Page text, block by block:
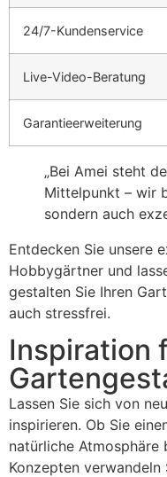
24/7-Kundenservice
Live-Video-Beratung
Garantieerweiterung
„Bei Amei steht
Mittelpunkt – wir
sondern auch
Entdecken Sie unsere
Hobbygärtner und
gestalten Sie Ihren
auch stressfrei.
Inspiration
Lassen Sie sich von
inspirieren. Ob Sie
natürliche
Konzepten verwandeln